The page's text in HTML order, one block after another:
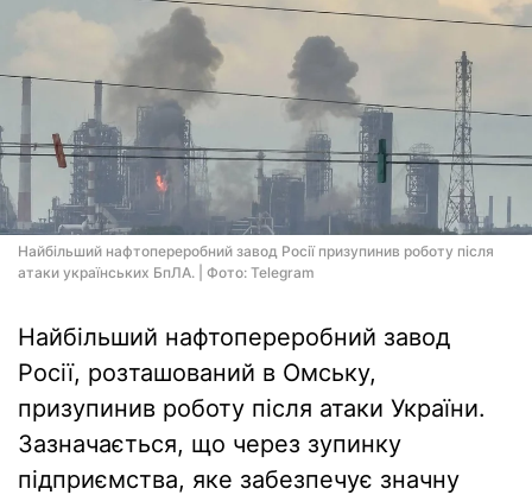
Найбільший нафтопереробний завод Росії призупинив роботу після
атаки українських БпЛА. | Фото: Telegram
Найбільший нафтопереробний завод
Росії, розташований в Омську,
призупинив роботу після атаки України.
Зазначається, що через зупинку
підприємства, яке забезпечує значну